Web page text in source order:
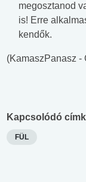
megosztanod
is! Erre
kendők.
(KamaszPanasz -
Kapcsolódó
FÜL